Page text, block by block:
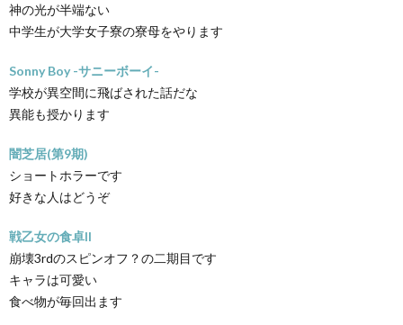
神の光が半端ない
中学生が大学女子寮の寮母をやります
Sonny Boy -サニーボーイ-
学校が異空間に飛ばされた話だな
異能も授かります
闇芝居(第9期)
ショートホラーです
好きな人はどうぞ
戦乙女の食卓II
崩壊3rdのスピンオフ？の二期目です
キャラは可愛い
食べ物が毎回出ます